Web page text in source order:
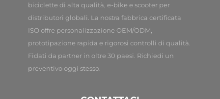
biciclette di alta qualità, e-bike e scooter per
distributori globali. La nostra fabbrica certificata
ISO offre personalizzazione OEM/ODM,
prototipazione rapida e rigorosi controlli di qualità.
Fidati da partner in oltre 30 paesi. Richiedi un
preventivo oggi stesso.